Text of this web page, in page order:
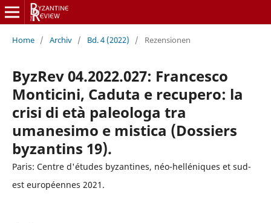
Home / Archiv / Bd. 4 (2022) / Rezensionen
ByzRev 04.2022.027: Francesco
Monticini, Caduta e recupero: la
crisi di età paleologa tra
umanesimo e mistica (Dossiers
byzantins 19).
Paris: Centre d'études byzantines, néo-helléniques et sud-
est européennes 2021.